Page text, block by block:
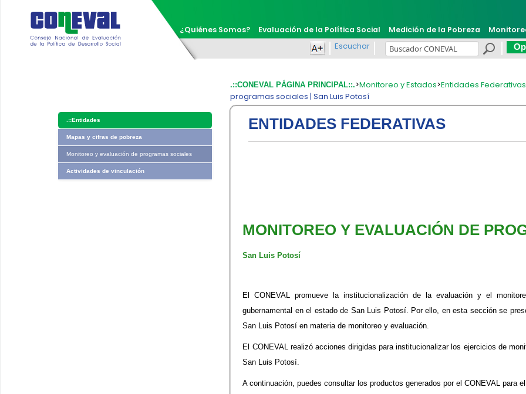
¿Quiénes Somos? Evaluación de la Política Social Medición de la Pobreza
Escuchar
.::Entidades
Mapas y cifras de pobreza
Monitoreo y evaluación de programas sociales
Actividades de vinculación
.::CONEVAL PÁGINA PRINCIPAL::.>Monitoreo y Estados>Entidades Federativas
programas sociales | San Luis Potosí
ENTIDADES FEDERATIVAS
MONITOREO Y EVALUACIÓN DE
San Luis Potosí
El CONEVAL promueve la institucionalización de la evaluación y el
gubernamental en el estado de San Luis Potosí. Por ello, en esta sección se
San Luis Potosí en materia de monitoreo y evaluación.
El CONEVAL realizó acciones dirigidas para institucionalizar los ejercicios de
San Luis Potosí.
A continuación, puedes consultar los productos generados por el CONEVAL para